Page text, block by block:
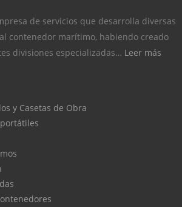
de servicios que desarrolla diversas
contenedor marítimo, habiendo creado
divisiones especializadas… Leer más
y Casetas de Obra